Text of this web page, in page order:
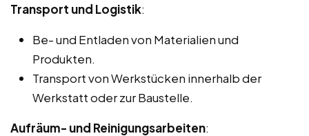
Transport und Logistik:
Be- und Entladen von Materialien und
Produkten.
Transport von Werkstücken innerhalb der
Werkstatt oder zur Baustelle.
Aufräum- und Reinigungsarbeiten: